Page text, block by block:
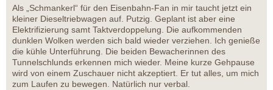
Als „Schmankerl“ für den Eisenbahn-Fan in mir taucht jetzt ein
kleiner Dieseltriebwagen auf. Putzig. Geplant ist aber eine
Elektrifizierung samt Taktverdoppelung. Die aufkommenden
dunklen Wolken werden sich bald wieder verziehen. Ich genieße
die kühle Unterführung. Die beiden Bewacherinnen des
Tunnelschlunds erkennen mich wieder. Meine kurze Gehpause
wird von einem Zuschauer nicht akzeptiert. Er tut alles, um mich
zum Laufen zu bewegen. Natürlich nur verbal.